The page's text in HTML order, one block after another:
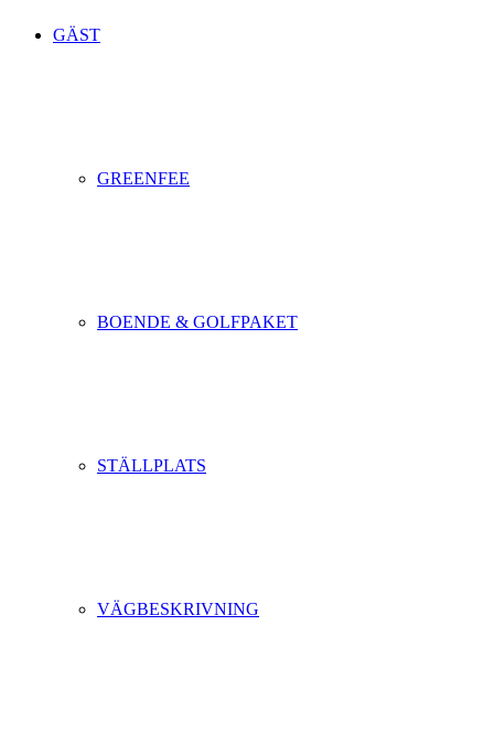
GÄST
GREENFEE
BOENDE & GOLFPAKET
STÄLLPLATS
VÄGBESKRIVNING